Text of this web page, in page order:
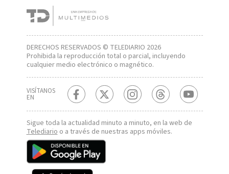
DERECHOS RESERVADOS © TELEDIARIO 2026
Prohibida la reproducción total o parcial, incluyendo
cualquier medio electrónico o magnético.
VISÍTANOS
EN
Sigue toda la actualidad minuto a minuto, en la web de
Telediarioo a través de nuestras apps móviles.